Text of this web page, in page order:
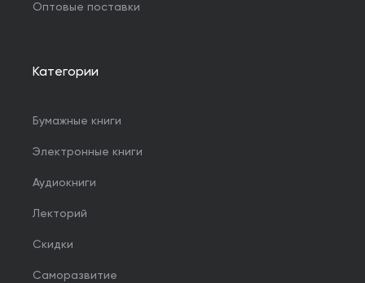
Оптовые поставки
Категории
Бумажные книги
Электронные книги
Аудиокниги
Лекторий
Скидки
Саморазвитие